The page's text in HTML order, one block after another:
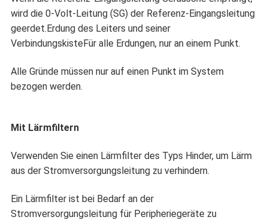
wird die 0-Volt-Leitung (SG) der Referenz-Eingangsleitung
geerdet.Erdung des Leiters und seiner
VerbindungskisteFür alle Erdungen, nur an einem Punkt.
Alle Gründe müssen nur auf einen Punkt im System
bezogen werden.
Mit Lärmfiltern
Verwenden Sie einen Lärmfilter des Typs Hinder, um Lärm
aus der Stromversorgungsleitung zu verhindern.
Ein Lärmfilter ist bei Bedarf an der
Stromversorgungsleitung für Peripheriegeräte zu